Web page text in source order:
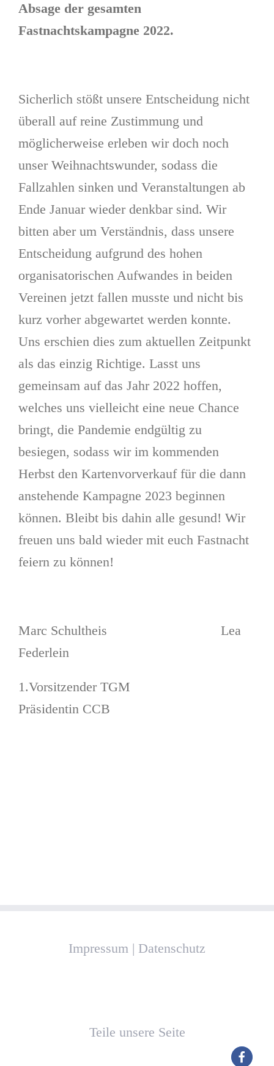
Absage der gesamten
Fastnachtskampagne 2022.
Sicherlich stößt unsere Entscheidung nicht
überall auf reine Zustimmung und
möglicherweise erleben wir doch noch
unser Weihnachtswunder, sodass die
Fallzahlen sinken und Veranstaltungen ab
Ende Januar wieder denkbar sind. Wir
bitten aber um Verständnis, dass unsere
Entscheidung aufgrund des hohen
organisatorischen Aufwandes in beiden
Vereinen jetzt fallen musste und nicht bis
kurz vorher abgewartet werden konnte.
Uns erschien dies zum aktuellen Zeitpunkt
als das einzig Richtige. Lasst uns
gemeinsam auf das Jahr 2022 hoffen,
welches uns vielleicht eine neue Chance
bringt, die Pandemie endgültig zu
besiegen, sodass wir im kommenden
Herbst den Kartenvorverkauf für die dann
anstehende Kampagne 2023 beginnen
können. Bleibt bis dahin alle gesund! Wir
freuen uns bald wieder mit euch Fastnacht
feiern zu können!
Marc Schultheis Lea
Federlein
1.Vorsitzender TGM
Präsidentin CCB
Impressum | Datenschutz
Teile unsere Seite